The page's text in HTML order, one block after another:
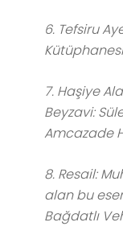
6. Tefsiru
7. Haşiye
Beyzavi:
Amcazade
8. Resail:
alan bu
Bağdatlı